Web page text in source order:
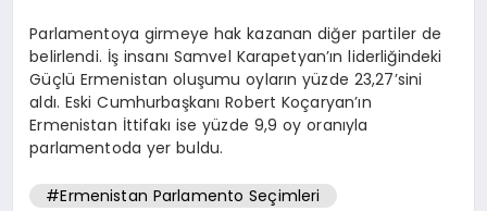
Parlamentoya girmeye hak kazanan diğer partiler de
belirlendi. İş insanı Samvel Karapetyan’ın liderliğindeki
Güçlü Ermenistan oluşumu oyların yüzde 23,27’sini
aldı. Eski Cumhurbaşkanı Robert Koçaryan’ın
Ermenistan İttifakı ise yüzde 9,9 oy oranıyla
parlamentoda yer buldu.
#Ermenistan Parlamento Seçimleri